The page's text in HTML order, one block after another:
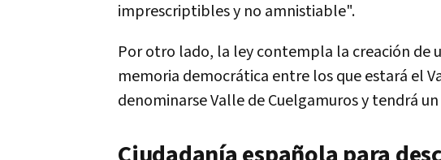
imprescriptibles y no amnistiable".
Por otro lado, la ley contempla la creación de
memoria democrática entre los que estará el
denominarse Valle de Cuelgamuros y tendrá